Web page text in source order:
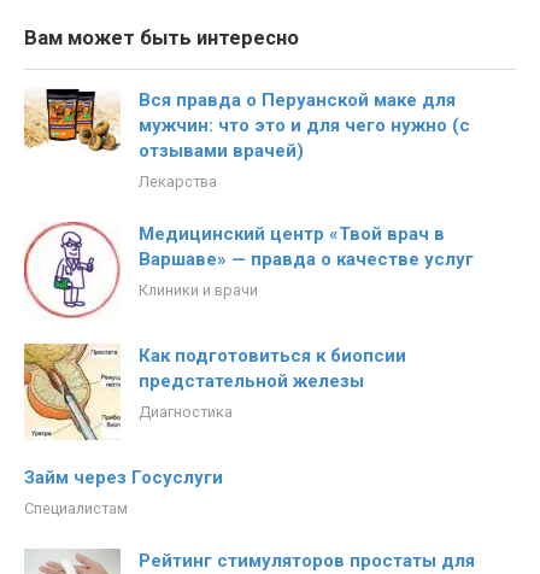
Вам может быть интересно
Вся правда о Перуанской маке для
мужчин: что это и для чего нужно (с
отзывами врачей)
Лекарства
Медицинский центр «Твой врач в
Варшаве» — правда о качестве услуг
Клиники и врачи
Как подготовиться к биопсии
предстательной железы
Диагностика
Займ через Госуслуги
Специалистам
Рейтинг стимуляторов простаты для